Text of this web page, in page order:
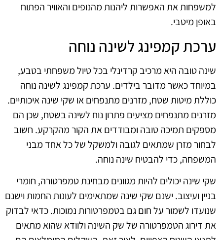
למשפחות את האפשרות ליהנות מהנופים והאוויר הפתוח
באופן מיטבי.
ערכת קמפינג לשינה נוחה
שינה טובה היא מרכיב קרדינלי בכל טיול משפחתי בטבע,
במיוחד כאשר מדובר בילדים. ערכת קמפינג לשינה נוחה
כוללת מיטות שטח, מזרנים מתנפחים או שקי שינה איכותיים.
מזרנים מתנפחים מציעים פתרון נוח לשינה בשטח, שכן הם
מספקים תמיכה טובה ומבודדים את הקור מהקרקע. חשוב
לבחור מזרן שמתאים לגובה ולמשקל של כל אחד מבני
המשפחה, כדי להבטיח שינה נוחה.
שקי שינה יכולים להיות מגוונים מבחינת טמפרטורה, חומרי
בניין ועיצוב. ישנם שקי שינה שמתאימים לעונות החמות וישנם
שנועדו לשמור על חום גם בטמפרטורות נמוכות. כדאי לבדוק
את דירוג הטמפרטורה של שק השינה ולוודא שהוא מתאים